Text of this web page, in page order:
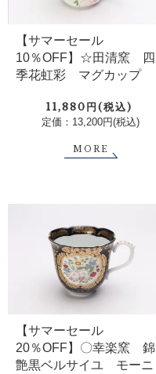
【サマーセール
10％OFF】☆田清窯 四
季花虹彩 マグカップ
11,880円(税込)
定価：13,200円(税込)
MORE
【サマーセール
20％OFF】〇幸楽窯 錦
艶黒ベルサイユ モーニ